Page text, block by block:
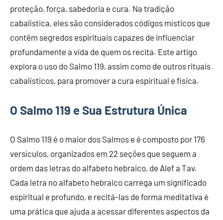
proteção, força, sabedoria e cura. Na tradição
cabalística, eles são considerados códigos místicos que
contêm segredos espirituais capazes de influenciar
profundamente a vida de quem os recita. Este artigo
explora o uso do Salmo 119, assim como de outros rituais
cabalísticos, para promover a cura espiritual e física.
O Salmo 119 e Sua Estrutura Única
O Salmo 119 é o maior dos Salmos e é composto por 176
versículos, organizados em 22 seções que seguem a
ordem das letras do alfabeto hebraico, de Alef a Tav.
Cada letra no alfabeto hebraico carrega um significado
espiritual e profundo, e recitá-las de forma meditativa é
uma prática que ajuda a acessar diferentes aspectos da